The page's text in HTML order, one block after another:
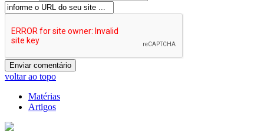
voltar ao topo
Matérias
Artigos